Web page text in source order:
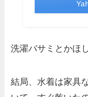
洗濯バサミとかほ
結局、水着は家具